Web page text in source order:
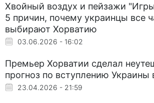
Хвойный воздух и пейзажи
5 причин, почему украинцы все
выбирают Хорватию
03.06.2026 - 16:02
Премьер Хорватии сделал
прогноз по вступлению Украины
23.04.2026 - 21:59